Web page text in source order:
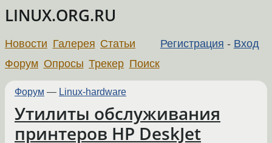
LINUX.ORG.RU
Регистрация - Вход
Новости Галерея Статьи
Форум Опросы Трекер Поиск
Форум — Linux-hardware
Утилиты обслуживания
принтеров HP DeskJet